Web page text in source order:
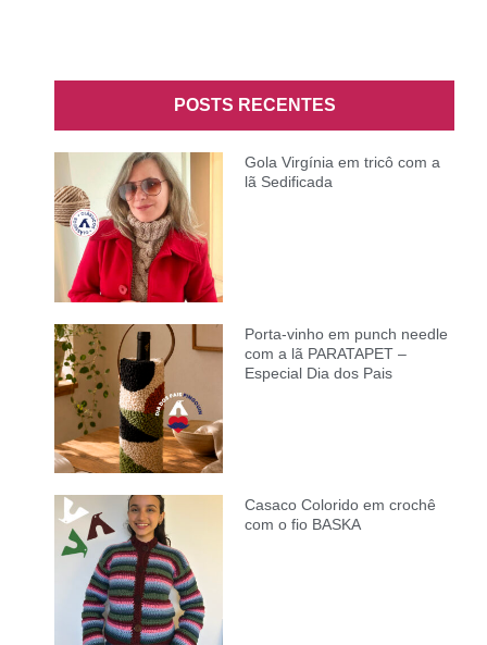
POSTS RECENTES
Gola Virgínia em tricô com a
lã Sedificada
Porta-vinho em punch needle
com a lã PARATAPET –
Especial Dia dos Pais
Casaco Colorido em crochê
com o fio BASKA